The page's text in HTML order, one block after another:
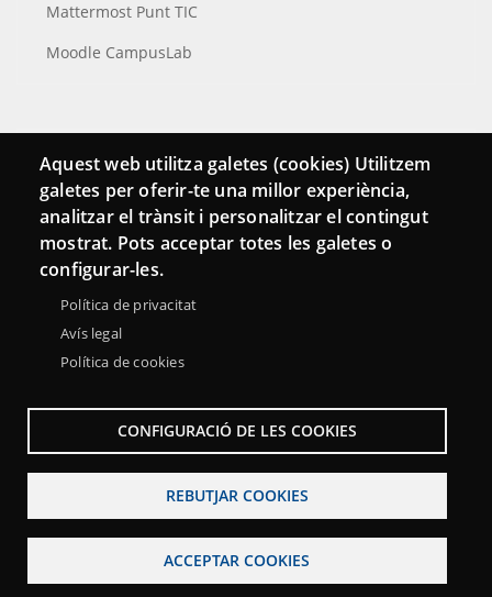
Mattermost Punt TIC
Moodle CampusLab
Connecta
Bustia de contacte
Butlletins
Aquest web utilitza galetes (cookies) Utilitzem
galetes per oferir-te una millor experiència,
analitzar el trànsit i personalitzar el contingut
mostrat. Pots acceptar totes les galetes o
configurar-les.
Política de privacitat
Avís legal
Política de cookies
CONFIGURACIÓ DE LES COOKIES
REBUTJAR COOKIES
ACCEPTAR COOKIES
Menu
Sobre la Xarxa Punttic Avís legal
Accessibilitat